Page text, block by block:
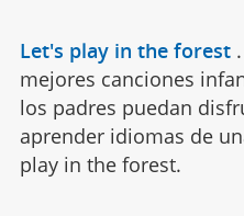
Let's play in the forest .
mejores canciones
los padres puedan
aprender idiomas de
play in the forest.